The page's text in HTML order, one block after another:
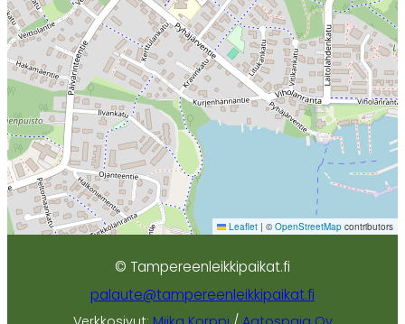
Leaflet | © OpenStreetMap contributors
© Tampereenleikkipaikat.fi
palaute@tampereenleikkipaikat.fi